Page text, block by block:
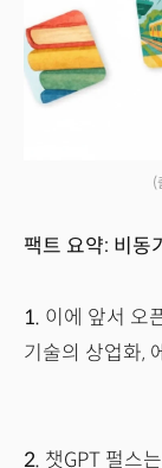
(
팩트 요약: 비
1. 이에 앞서 오
기술의 상업화,
2. 챗GPT 펄스